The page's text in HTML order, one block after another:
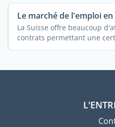
Le marché de l'emploi en
La Suisse offre beaucoup
contrats permettant une